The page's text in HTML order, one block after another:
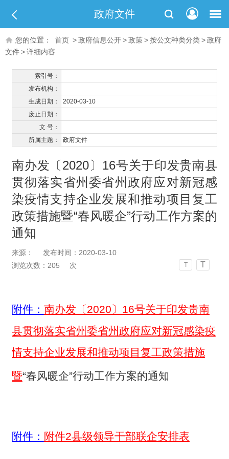
政府文件
您的位置： 首页 >政府信息公开>政策>按公文种类分类>政府
文件>详细内容
索引号：
发布机构：
生成日期：
2020-03-10
废止日期：
文 号：
所属主题：
政府文件
南办发〔2020〕16号关于印发贵南县
贯彻落实省州委省州政府应对新冠感
染疫情支持企业发展和推动项目复工
政策措施暨“春风暖企”行动工作方案的
通知
来源：
发布时间：2020-03-10
浏览次数： 205 次 T T
附件： 南办发〔2020〕16号关于印发贵南
县贯彻落实省州委省州政府应对新冠感染疫
情支持企业发展和推动项目复工政策措施
暨“春风暖企”行动工作方案的通知
附件： 附件2县级领导干部联企安排表